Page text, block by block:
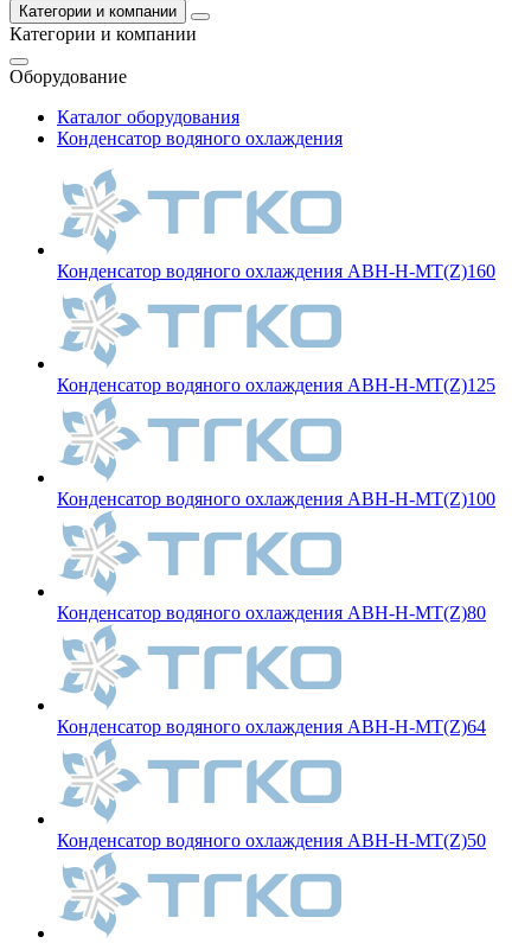
Категории и компании
Категории и компании
Оборудование
Каталог оборудования
Конденсатор водяного охлаждения
Конденсатор водяного охлаждения ABH-H-MT(Z)160
Конденсатор водяного охлаждения ABH-H-MT(Z)125
Конденсатор водяного охлаждения ABH-H-MT(Z)100
Конденсатор водяного охлаждения ABH-H-MT(Z)80
Конденсатор водяного охлаждения ABH-H-MT(Z)64
Конденсатор водяного охлаждения ABH-H-MT(Z)50